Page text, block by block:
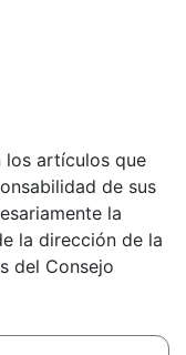
los artículos que
de sus
la
la dirección de la
del Consejo